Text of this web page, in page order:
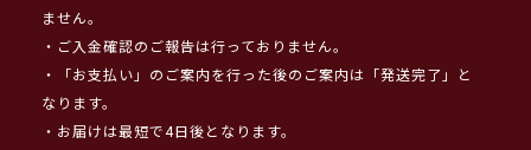
ません。
・ご入金確認のご報告は行っておりません。
・「お支払い」のご案内を行った後のご案内は「発送完了」と
なります。
・お届けは最短で4日後となります。